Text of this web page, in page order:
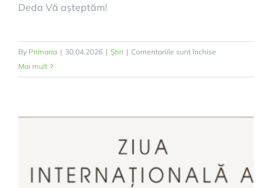
Deda Vă așteptăm!
By Primaria | 30.04.2026 | Știri | Comentariile sunt închise
DEDA
a
Mai mult